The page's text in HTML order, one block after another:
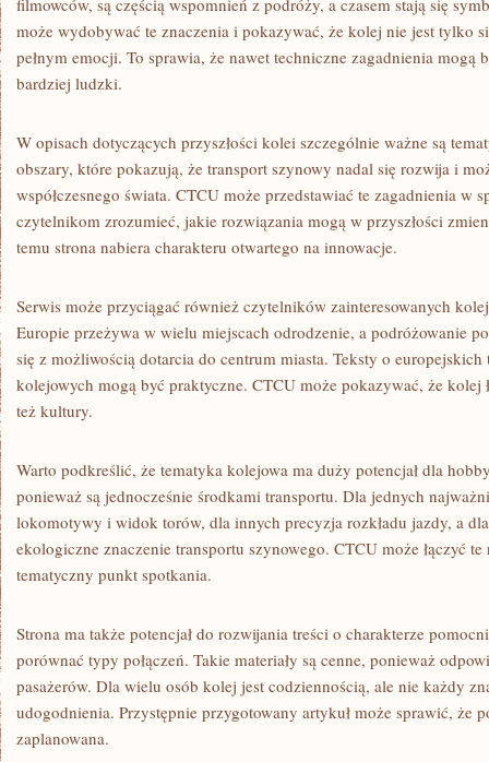
filmowców, są częścią wspomnień z podróży, a czasem stają się
może wydobywać te znaczenia i pokazywać, że kolej nie jest tylko
pełnym emocji. To sprawia, że nawet techniczne zagadnienia mogą
bardziej ludzki.
W opisach dotyczących przyszłości kolei szczególnie ważne są
obszary, które pokazują, że transport szynowy nadal się rozwija i
współczesnego świata. CTCU może przedstawiać te zagadnienia w
czytelnikom zrozumieć, jakie rozwiązania mogą w przyszłości
temu strona nabiera charakteru otwartego na innowacje.
Serwis może przyciągać również czytelników zainteresowanych
Europie przeżywa w wielu miejscach odrodzenie, a podróżowanie
się z możliwością dotarcia do centrum miasta. Teksty o europejskich
kolejowych mogą być praktyczne. CTCU może pokazywać, że kolej
też kultury.
Warto podkreślić, że tematyka kolejowa ma duży potencjał dla
ponieważ są jednocześnie środkami transportu. Dla jednych
lokomotywy i widok torów, dla innych precyzja rozkładu jazdy, a
ekologiczne znaczenie transportu szynowego. CTCU może łączyć
tematyczny punkt spotkania.
Strona ma także potencjał do rozwijania treści o charakterze
porównać typy połączeń. Takie materiały są cenne, ponieważ
pasażerów. Dla wielu osób kolej jest codziennością, ale nie każdy
udogodnienia. Przystępnie przygotowany artykuł może sprawić, że
zaplanowana.